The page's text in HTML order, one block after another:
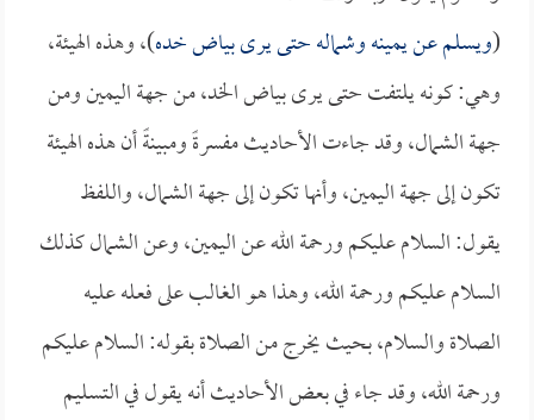
(ويسلم عن يمينه وشماله حتى يرى بياض خده)، وهذه الهيئة،
وهي: كونه يلتفت حتى يرى بياض الخد، من جهة اليمين ومن
جهة الشمال، وقد جاءت الأحاديث مفسرةً ومبينةً أن هذه الهيئة
تكون إلى جهة اليمين، وأنها تكون إلى جهة الشمال، واللفظ
يقول: السلام عليكم ورحمة الله عن اليمين، وعن الشمال كذلك
السلام عليكم ورحمة الله، وهذا هو الغالب على فعله عليه
الصلاة والسلام، بحيث يخرج من الصلاة بقوله: السلام عليكم
ورحمة الله، وقد جاء في بعض الأحاديث أنه يقول في التسليم